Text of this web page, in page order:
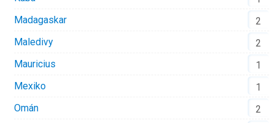
Madagaskar
2
Maledivy
2
Mauricius
1
Mexiko
1
Omán
2